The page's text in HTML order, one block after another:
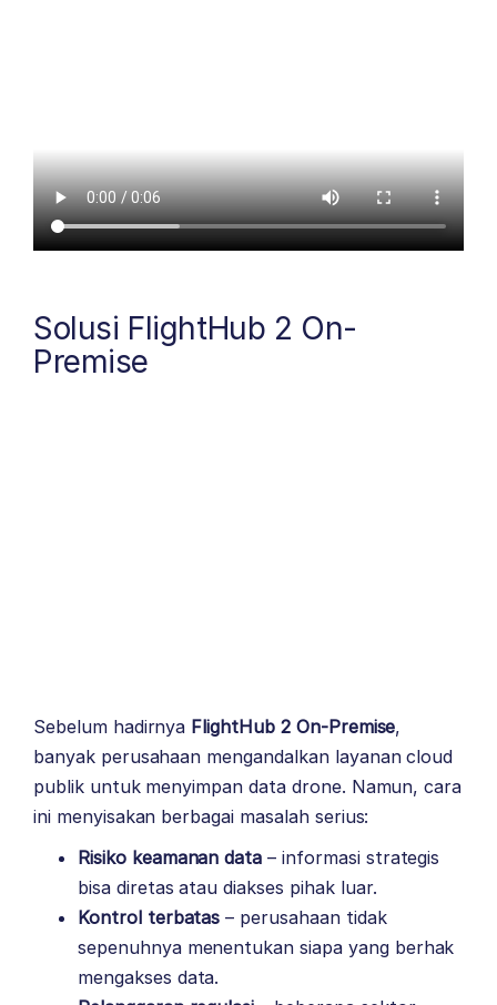
Solusi FlightHub 2 On-
Premise
Sebelum hadirnya FlightHub 2 On-Premise,
banyak perusahaan mengandalkan layanan cloud
publik untuk menyimpan data drone. Namun, cara
ini menyisakan berbagai masalah serius:
Risiko keamanan data – informasi strategis
bisa diretas atau diakses pihak luar.
Kontrol terbatas – perusahaan tidak
sepenuhnya menentukan siapa yang berhak
mengakses data.